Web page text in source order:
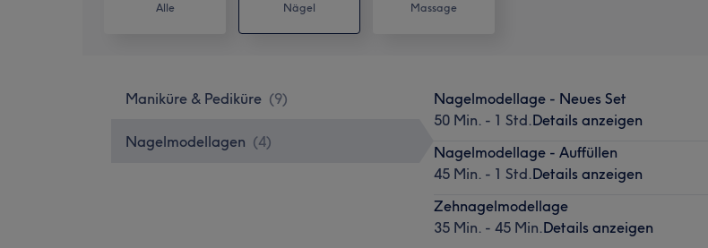
Alle Nägel Massage
Maniküre & Pediküre (9)
Nagelmodellagen (4)
Nagelmodellage - Neues Set
50 Min. - 1 Std.Details anzeigen
Nagelmodellage - Auffüllen
45 Min. - 1 Std.Details anzeigen
Zehnagelmodellage
35 Min. - 45 Min.Details anzeigen